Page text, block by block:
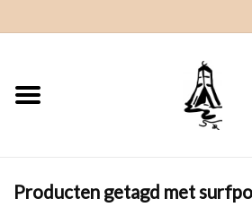
Home
Kleding
Producten getagd met